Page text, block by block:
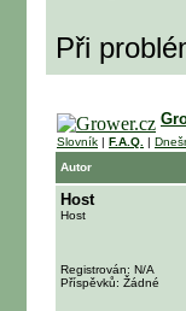
Při
Slovník | F.A.Q. |
Autor
Host
Host
Registrován: N/A
Příspěvků: Žádné